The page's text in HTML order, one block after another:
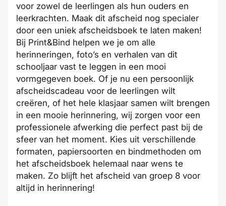
voor zowel de leerlingen als hun ouders en
leerkrachten. Maak dit afscheid nog specialer
door een uniek afscheidsboek te laten maken!
Bij Print&Bind helpen we je om alle
herinneringen, foto’s en verhalen van dit
schooljaar vast te leggen in een mooi
vormgegeven boek. Of je nu een persoonlijk
afscheidscadeau voor de leerlingen wilt
creëren, of het hele klasjaar samen wilt brengen
in een mooie herinnering, wij zorgen voor een
professionele afwerking die perfect past bij de
sfeer van het moment. Kies uit verschillende
formaten, papiersoorten en bindmethoden om
het afscheidsboek helemaal naar wens te
maken. Zo blijft het afscheid van groep 8 voor
altijd in herinnering!